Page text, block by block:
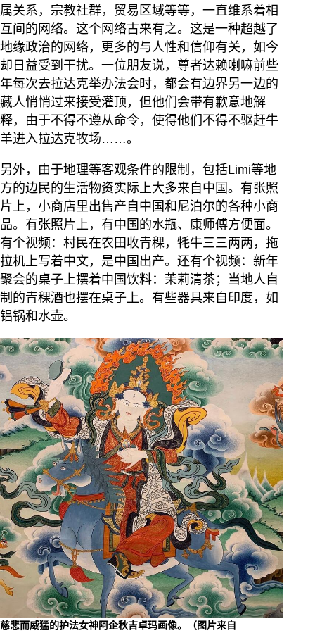
属关系，宗教社群，贸易区域等等，一直维系着相
互间的网络。这个网络古来有之。这是一种超越了
地缘政治的网络，更多的与人性和信仰有关，如今
却日益受到干扰。一位朋友说，尊者达赖喇嘛前些
年每次去拉达克举办法会时，都会有边界另一边的
藏人悄悄过来接受灌顶，但他们会带有歉意地解
释，由于不得不遵从命令，使得他们不得不驱赶牛
羊进入拉达克牧场……。
另外，由于地理等客观条件的限制，包括Limi等地
方的边民的生活物资实际上大多来自中国。有张照
片上，小商店里出售产自中国和尼泊尔的各种小商
品。有张照片上，有中国的水瓶、康师傅方便面。
有个视频：村民在农田收青稞，牦牛三三两两，拖
拉机上写着中文，是中国出产。还有个视频：新年
聚会的桌子上摆着中国饮料：茉莉清茶；当地人自
制的青稞酒也摆在桌子上。有些器具来自印度，如
铝锅和水壶。
慈悲而威猛的护法女神阿企秋吉卓玛画像。（图片来自